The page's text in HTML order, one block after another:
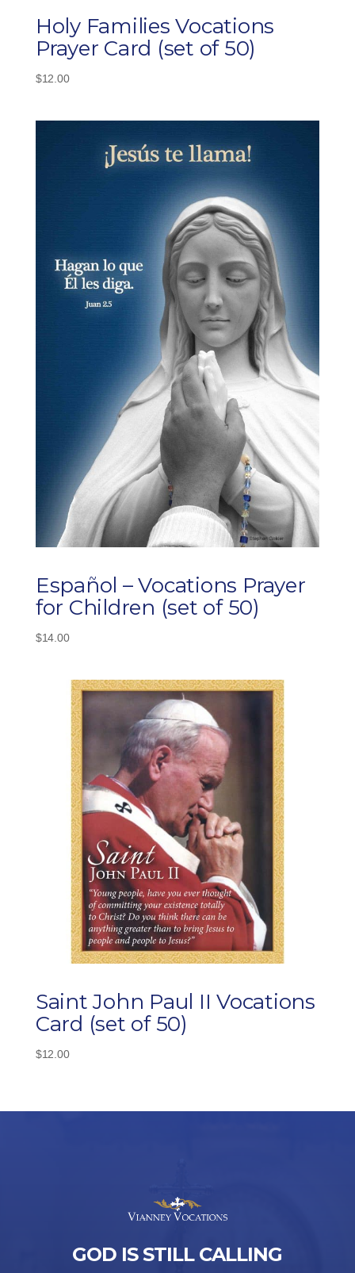
Holy Families Vocations
Prayer Card (set of 50)
$12.00
Español – Vocations Prayer
for Children (set of 50)
$14.00
Saint John Paul II Vocations
Card (set of 50)
$12.00
GOD IS STILL CALLING